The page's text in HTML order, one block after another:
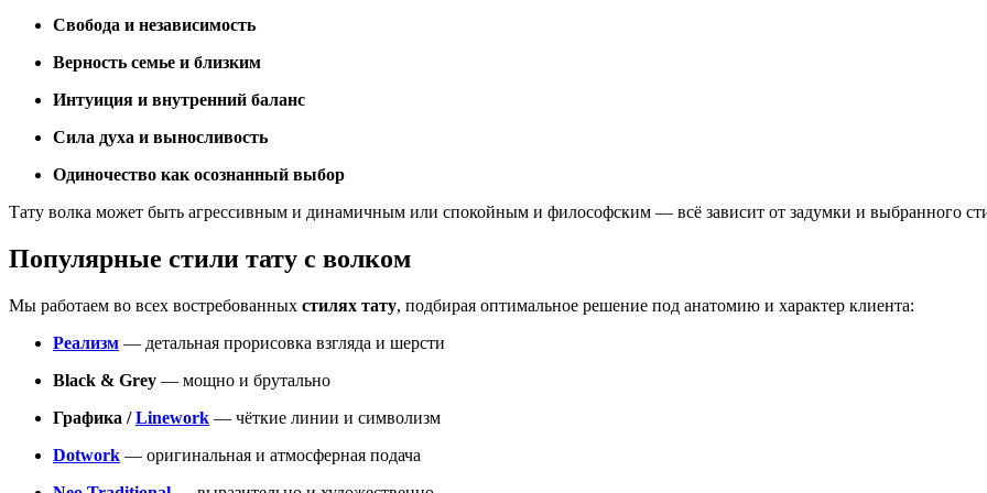
Свобода и независимость
Верность семье и близким
Интуиция и внутренний баланс
Сила духа и выносливость
Одиночество как осознанный выбор
Тату волка может быть агрессивным и динамичным или спокойным и философским — всё зависит от задумки и выбранного
Популярные стили тату с волком
Мы работаем во всех востребованных стилях тату, подбирая оптимальное решение под анатомию и характер клиента:
Реализм — детальная прорисовка взгляда и шерсти
Black & Grey — мощно и брутально
Графика /Linework — чёткие линии и символизм
Dotwork — оригинальная и атмосферная подача